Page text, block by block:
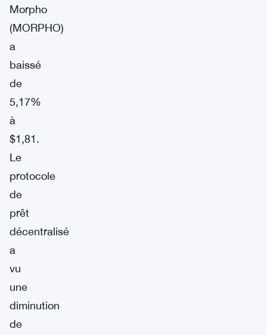
Morpho
(MORPHO)
a
baissé
de
5,17%
à
$1,81.
Le
protocole
de
prêt
décentralisé
a
vu
une
diminution
de